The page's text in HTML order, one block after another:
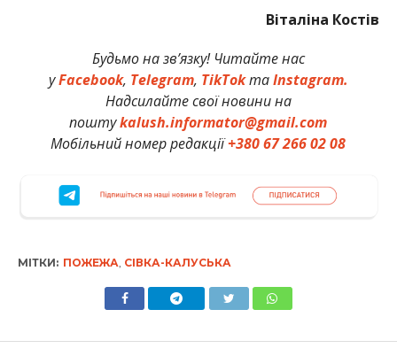
Віталіна Костів
Будьмо на зв’язку! Читайте нас
уFacebook, Telegram, TikTokтаInstagram.
Надсилайте свої новини на
поштуkalush.informator@gmail.com
Мобільний номер редакції+380 67 266 02 08
МІТКИ: ПОЖЕЖА, СІВКА-КАЛУСЬКА